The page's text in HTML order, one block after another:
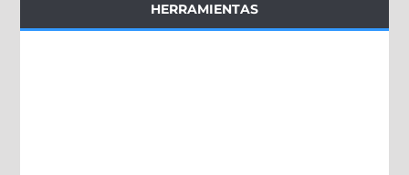
HERRAMIENTAS